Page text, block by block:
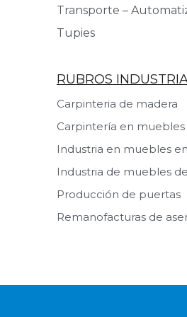
Transporte –
Tupies
RUBROS
Carpinteria de madera
Carpintería en
Industria en muebles
Industria de muebles
Producción de puertas
Remanofacturas de
Horizontal
KDT
CNC